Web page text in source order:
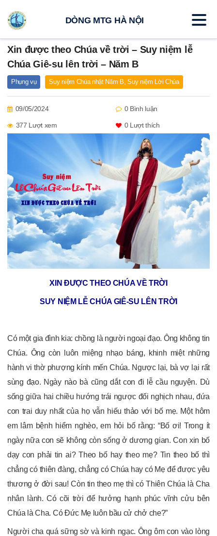
Xin được theo Chúa về trời – Suy niệm lễ
Chúa Giê-su lên trời – Năm B
Phụng vụ Suy niệm Chúa nhật Năm B,Suy niệm Lời Chúa
09/05/2024 0 Bình luận
377 Lượt xem 0Lượt thích
XIN ĐƯỢC THEO CHÚA VỀ TRỜI
SUY NIỆM LỄ CHÚA GIÊ-SU LÊN TRỜI
Có một gia đình kia: chồng là người ngoại đạo. Ông không tin
Chúa. Ông còn luôn miệng nhạo báng, khinh miệt những
hành vi thờ phượng kính mến Chúa. Ngược lại, bà vợ lại rất
sùng đạo. Ngày nào bà cũng dắt con đi lễ cầu nguyện. Dù
sống giữa hai chiều hướng trái ngược đối nghịch nhau, đứa
con trai duy nhất của họ vẫn hiếu thảo với bố mẹ. Một hôm
em lâm bệnh hiểm nghèo, em hỏi bố rằng: “Bố ơi! Trong ít
ngày nữa con sẽ không còn sống ở dương gian. Con xin bố
dạy con phải tin ai? Theo bố hay theo mẹ? Tin theo bố thì
chẳng có thiên đàng, chẳng có Chúa hay có Mẹ để được yêu
thương ở đời sau! Còn tin theo mẹ thì có Thiên Chúa là Cha
nhân lành. Có cõi trời để hưởng hạnh phúc vĩnh cửu bên
Chúa là Cha. Có Ðức Mẹ luôn bầu cử chở che?”
Người cha quá sững sờ và kinh ngạc. Ông ôm con vào lòng
DÒNG MTG HÀ NỘI